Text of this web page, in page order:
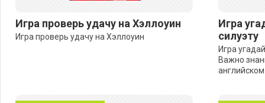
Игра проверь удачу на Хэллоуин
Игра проверь удачу на Хэллоуин
Игра
силуэту
Игра
Важно
английском